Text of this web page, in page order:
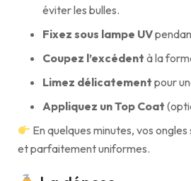
éviter les bulles.
Fixez sous lampe UV
Coupez l’excédent à la
Limez délicatement pour
Appliquez un Top Coat
En quelques minutes, vos
et parfaitement uniformes.